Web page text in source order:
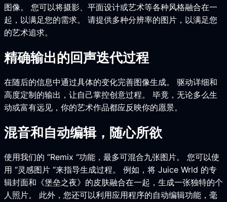
图像。 您可以将摄影、平面设计或艺术等各种风格融合在一
起，以满足您的需求。 请提供多种分辨率的图片，以满足您
的艺术追求。
精确输出的回声迭代过程
在随后的信息中通过具体的变化完善图像生成。 驱动详细和
高度定制的输出，让自己掌控创意过程。 毕竟，无论多么生
动或富有远见，你的艺术作品都应反映你的愿景。
混音和自动编辑，随心所欲
使用我们的 “Remix “功能，最多可混合九张图片。 您可以使
用 “灵感图片 “来指导生成过程。 例如，将 Juice Wrld 的专
辑封面和《堡垒之夜》的皮肤融合在一起，生成一张独特的个
人照片。 此外，您还可以利用应用程序的自动编辑功能，毫